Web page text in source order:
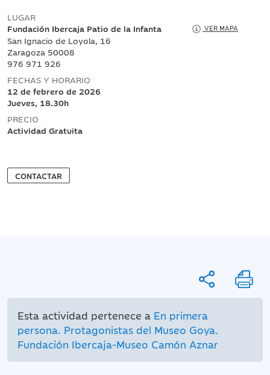
LUGAR
Fundación Ibercaja Patio de la Infanta
VER MAPA
San Ignacio de Loyola, 16
Zaragoza 50008
976 971 926
FECHAS Y HORARIO
12 de febrero de 2026
Jueves, 18.30h
PRECIO
Actividad Gratuita
CONTACTAR
Esta actividad pertenece a En primera
persona. Protagonistas del Museo Goya.
Fundación Ibercaja-Museo Camón Aznar